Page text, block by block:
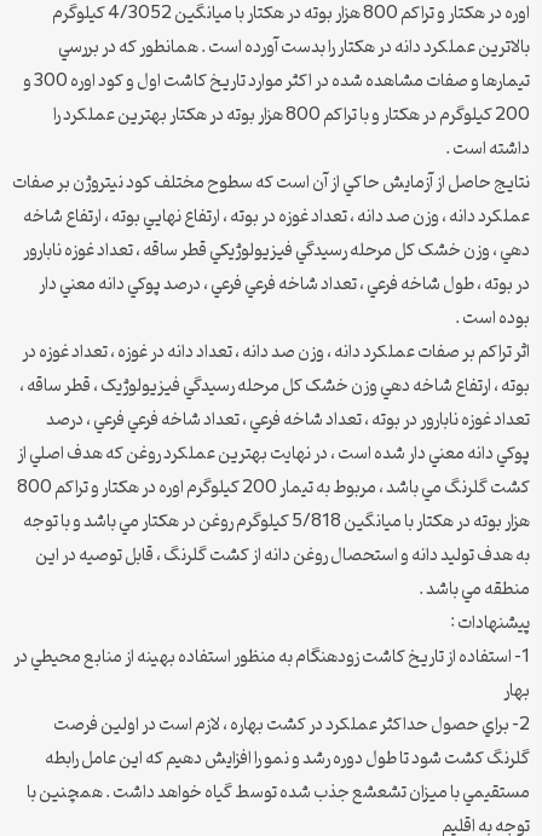
اوره در هکتار و تراکم 800 هزار بوته در هکتار با ميانگين 4/3052 کيلوگرم
بالاترين عملکرد دانه در هکتار را بدست آورده است . همانطور که در بررسي
تيمارها و صفات مشاهده شده در اکثر موارد تاريخ کاشت اول و کود اوره 300 و
200 کيلوگرم در هکتار و با تراکم 800 هزار بوته در هکتار بهترين عملکرد را
داشته است .
نتايج حاصل از آزمايش حاکي از آن است که سطوح مختلف کود نيتروژن بر صفات
عملکرد دانه ، وزن صد دانه ، تعداد غوزه در بوته ، ارتفاع نهايي بوته ، ارتفاع شاخه
دهي ، وزن خشک کل مرحله رسيدگي فيزيولوژيکي قطر ساقه ، تعداد غوزه نابارور
در بوته ، طول شاخه فرعي ، تعداد شاخه فرعي فرعي ، درصد پوکي دانه معني دار
بوده است .
اثر تراکم بر صفات عملکرد دانه ، وزن صد دانه ، تعداد دانه در غوزه ، تعداد غوزه در
بوته ، ارتفاع شاخه دهي وزن خشک کل مرحله رسيدگي فيزيولوژيک ، قطر ساقه ،
تعداد غوزه نابارور در بوته ، تعداد شاخه فرعي ، تعداد شاخه فرعي فرعي ، درصد
پوکي دانه معني دار شده است ، در نهايت بهترين عملکرد روغن که هدف اصلي از
کشت گلرنگ مي باشد ، مربوط به تيمار 200 کيلوگرم اوره در هکتار و تراکم 800
هزار بوته در هکتار با ميانگين 5/818 کيلوگرم روغن در هکتار مي باشد و با توجه
به هدف توليد دانه و استحصال روغن دانه از کشت گلرنگ ، قابل توصيه در اين
منطقه مي باشد .
پيشنهادات :
1- استفاده از تاريخ کاشت زودهنگام به منظور استفاده بهينه از منابع محيطي در
بهار
2- براي حصول حداکثر عملکرد در کشت بهاره ، لازم است در اولين فرصت
گلرنگ کشت شود تا طول دوره رشد و نمو را افزايش دهيم که اين عامل رابطه
مستقيمي با ميزان تشعشع جذب شده توسط گياه خواهد داشت . همچنين با
توجه به اقليم